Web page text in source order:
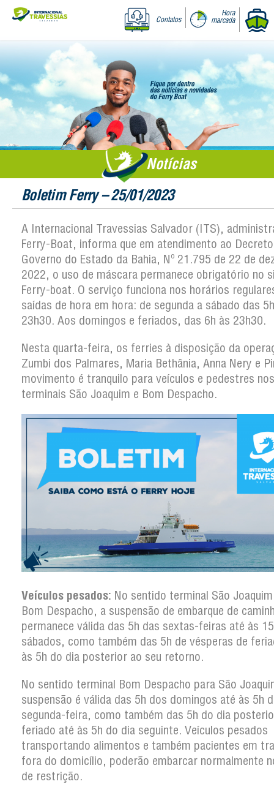
Contatos
Hora
marcada
Notícias
Boletim Ferry – 25/01/2023
A Internacional Travessias Salvador (ITS),
Ferry-Boat, informa que em atendimento ao
Governo do Estado da Bahia, Nº 21.795 de 22 de
2022, o uso de máscara permanece obrigatório no
Ferry-boat. O serviço funciona nos horários
saídas de hora em hora: de segunda a sábado das
23h30. Aos domingos e feriados, das 6h às 23h30.
Nesta quarta-feira, os ferries à disposição da
Zumbi dos Palmares, Maria Bethânia, Anna Nery e
movimento é tranquilo para veículos e pedestres nos
terminais São Joaquim e Bom Despacho.
Veículos pesados: No sentido terminal São
Bom Despacho, a suspensão de embarque de
permanece válida das 5h das sextas-feiras até às
sábados, como também das 5h de vésperas de
às 5h do dia posterior ao seu retorno.
No sentido terminal Bom Despacho para São
suspensão é válida das 5h dos domingos até às 5h
segunda-feira, como também das 5h do dia
feriado até às 5h do dia seguinte. Veículos pesados
transportando alimentos e também pacientes em
fora do domicílio, poderão embarcar normalmente
de restrição.